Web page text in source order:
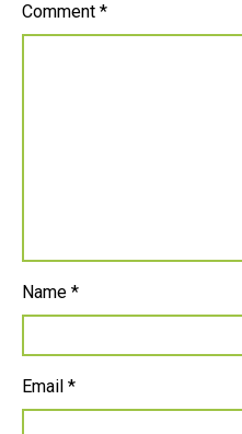
Comment *
Name *
Email *